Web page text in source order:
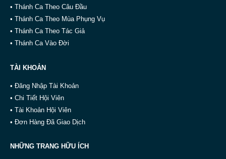
• Thánh Ca Theo Câu Đầu
• Thánh Ca Theo Mùa Phụng Vụ
• Thánh Ca Theo Tác Giả
• Thánh Ca Vào Đời
TÀI KHOẢN
• Đăng Nhập Tài Khoản
• Chi Tiết Hội Viên
• Tài Khoản Hội Viên
• Đơn Hàng Đã Giao Dịch
NHỮNG TRANG HỮU ÍCH